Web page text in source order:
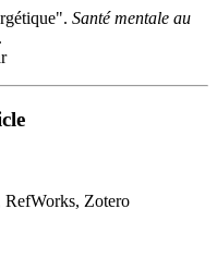
Santé mentale au
RefWorks, Zotero